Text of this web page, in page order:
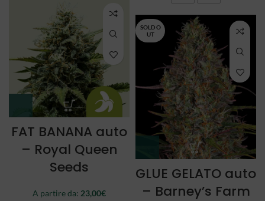
FAT BANANA auto
– Royal Queen
Seeds
A partire da: 23,00€
SOLD O
UT
GLUE GELATO auto
– Barney’s Farm